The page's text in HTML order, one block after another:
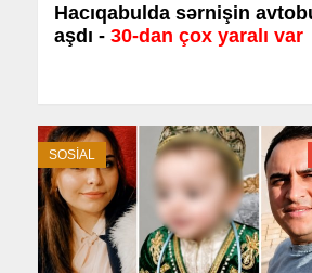
Hacıqabulda sərnişin
aşdı - 30-dan çox yaralı var
SOSİAL